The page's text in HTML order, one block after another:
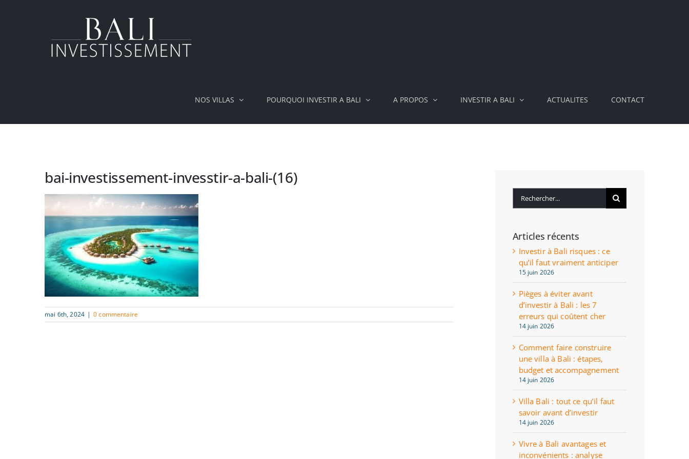
NOS VILLAS POURQUOI INVESTIR A BALI A PROPOS INVESTIR A BALI ACTUALITES CONTACT
bai-investissement-invesstir-a-bali-(16)
mai 6th, 2024 | 0 commentaire
Rechercher:
Articles récents
Investir à Bali risques : ce
qu’il faut vraiment anticiper
15 juin 2026
Pièges à éviter avant
d’investir à Bali : les 7
erreurs qui coûtent cher
14 juin 2026
Comment faire construire
une villa à Bali : étapes,
budget et accompagnement
14 juin 2026
Villa Bali : tout ce qu’il faut
savoir avant d’investir
14 juin 2026
Vivre à Bali avantages et
inconvénients : analyse